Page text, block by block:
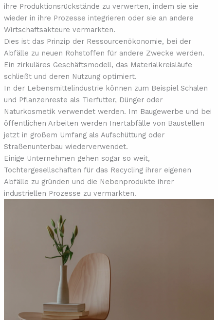
ihre Produktionsrückstände zu verwerten, indem sie sie
wieder in ihre Prozesse integrieren oder sie an andere
Wirtschaftsakteure vermarkten.
Dies ist das Prinzip der Ressourcenökonomie, bei der
Abfälle zu neuen Rohstoffen für andere Zwecke werden.
Ein zirkuläres Geschäftsmodell, das Materialkreisläufe
schließt und deren Nutzung optimiert.
In der Lebensmittelindustrie können zum Beispiel Schalen
und Pflanzenreste als Tierfutter, Dünger oder
Naturkosmetik verwendet werden. Im Baugewerbe und bei
öffentlichen Arbeiten werden Inertabfälle von Baustellen
jetzt in großem Umfang als Aufschüttung oder
Straßenunterbau wiederverwendet.
Einige Unternehmen gehen sogar so weit,
Tochtergesellschaften für das Recycling ihrer eigenen
Abfälle zu gründen und die Nebenprodukte ihrer
industriellen Prozesse zu vermarkten.